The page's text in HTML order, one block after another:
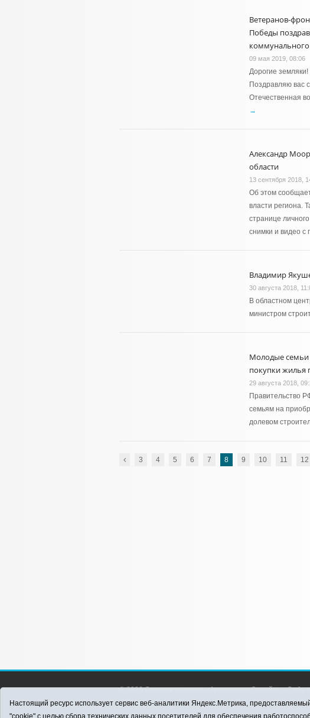
Ветеранов-
Победы
09 мая 2019, 08:06
Дорогие
Поздравляю вас
Отечественная
→
Александр
области
13 сентября 2018,
Об этом
власти региона.
странице
снимки и видео
Владимир
30 августа 2018,
В областном
министром
Молодые семьи
покупки жилья
29 августа 2018,
Правительство
семьям на
долевом
3 4 5 6 7 8 9 10 11 12
© 2026 Сетевое издание «Аромашево Онлайн» -
района. Для детей старше 16 лет. Все права
материалов ссылка обязательна.
Настоящий ресурс использует сервис веб-аналитики Яндекс.Метрика,
"cookie" с целью сбора технических данных посетителей для обеспечения